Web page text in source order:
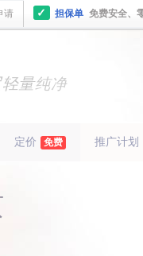
请 ✓ 担保单 免费安全、
轻量纯净
定价 免费 推广计划